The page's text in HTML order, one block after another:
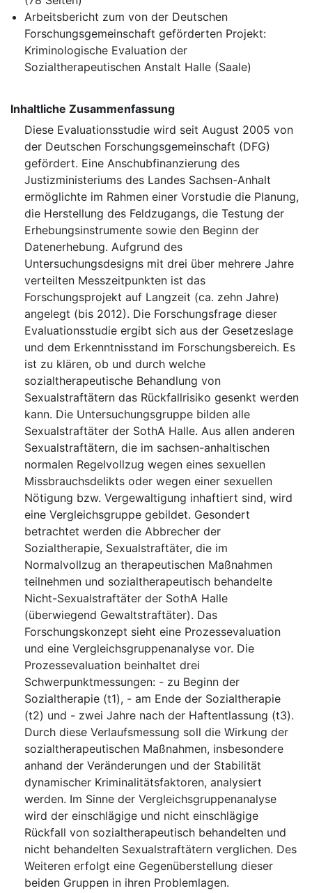
Arbeitsbericht zum von der Deutschen
Forschungsgemeinschaft geförderten Projekt:
Kriminologische Evaluation der
Sozialtherapeutischen Anstalt Halle (Saale)
Inhaltliche Zusammenfassung
Diese Evaluationsstudie wird seit August 2005 von
der Deutschen Forschungsgemeinschaft (DFG)
gefördert. Eine Anschubfinanzierung des
Justizministeriums des Landes Sachsen-Anhalt
ermöglichte im Rahmen einer Vorstudie die Planung,
die Herstellung des Feldzugangs, die Testung der
Erhebungsinstrumente sowie den Beginn der
Datenerhebung. Aufgrund des
Untersuchungsdesigns mit drei über mehrere Jahre
verteilten Messzeitpunkten ist das
Forschungsprojekt auf Langzeit (ca. zehn Jahre)
angelegt (bis 2012). Die Forschungsfrage dieser
Evaluationsstudie ergibt sich aus der Gesetzeslage
und dem Erkenntnisstand im Forschungsbereich. Es
ist zu klären, ob und durch welche
sozialtherapeutische Behandlung von
Sexualstraftätern das Rückfallrisiko gesenkt werden
kann. Die Untersuchungsgruppe bilden alle
Sexualstraftäter der SothA Halle. Aus allen anderen
Sexualstraftätern, die im sachsen-anhaltischen
normalen Regelvollzug wegen eines sexuellen
Missbrauchsdelikts oder wegen einer sexuellen
Nötigung bzw. Vergewaltigung inhaftiert sind, wird
eine Vergleichsgruppe gebildet. Gesondert
betrachtet werden die Abbrecher der
Sozialtherapie, Sexualstraftäter, die im
Normalvollzug an therapeutischen Maßnahmen
teilnehmen und sozialtherapeutisch behandelte
Nicht-Sexualstraftäter der SothA Halle
(überwiegend Gewaltstraftäter). Das
Forschungskonzept sieht eine Prozessevaluation
und eine Vergleichsgruppenanalyse vor. Die
Prozessevaluation beinhaltet drei
Schwerpunktmessungen: - zu Beginn der
Sozialtherapie (t1), - am Ende der Sozialtherapie
(t2) und - zwei Jahre nach der Haftentlassung (t3).
Durch diese Verlaufsmessung soll die Wirkung der
sozialtherapeutischen Maßnahmen, insbesondere
anhand der Veränderungen und der Stabilität
dynamischer Kriminalitätsfaktoren, analysiert
werden. Im Sinne der Vergleichsgruppenanalyse
wird der einschlägige und nicht einschlägige
Rückfall von sozialtherapeutisch behandelten und
nicht behandelten Sexualstraftätern verglichen. Des
Weiteren erfolgt eine Gegenüberstellung dieser
beiden Gruppen in ihren Problemlagen.